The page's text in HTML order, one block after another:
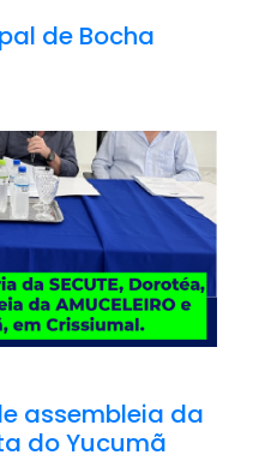
de Bocha
assembleia da
do Yucumã